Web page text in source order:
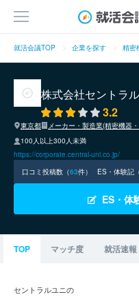
就活会議TOP 企業を探す 精密
株式会社セントラ
3.2
東京都
メーカー・製造業(精密機器
100人以上300人未満
https://corporate.central-uni.co.jp/
口コミ投稿数（63件） ES・体験記
ES・体
TOP マッチ度 就活速報
セントラルユニの